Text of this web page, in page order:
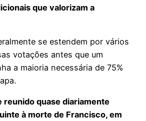
que valorizam a
se estendem por vários
votações antes que um
a maioria necessária de 75%
reunido quase diariamente
à morte de Francisco, em